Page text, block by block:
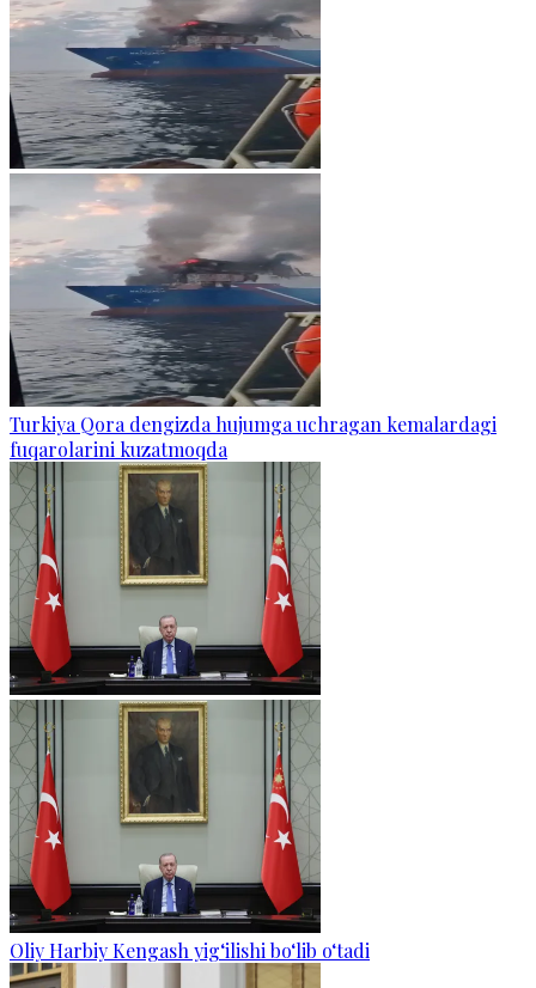
Turkiya Qora dengizda hujumga uchragan kemalardagi
fuqarolarini kuzatmoqda
Oliy Harbiy Kengash yig‘ilishi bo‘lib o‘tadi